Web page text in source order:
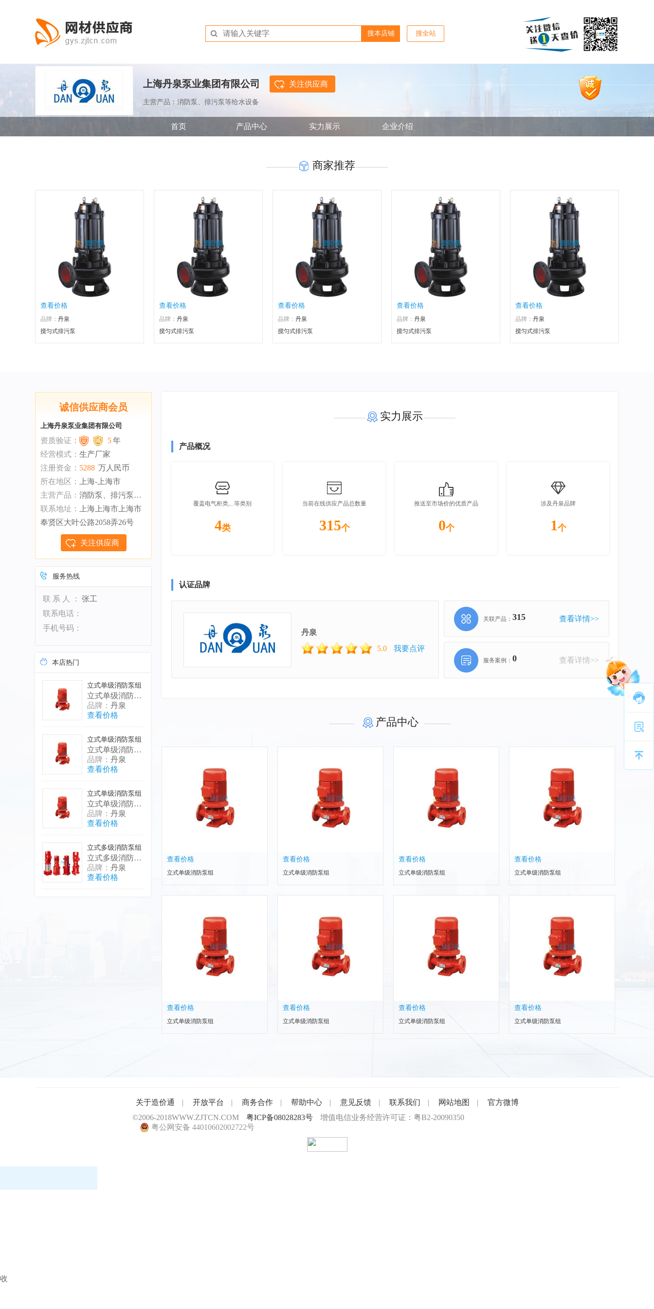
上海丹泉泵业集团有限公司 关注供应商
主营产品：消防泵、排污泵等给水设备
首页 产品中心 实力展示 企业介绍
商家推荐
查看价格
品牌： 丹泉
搅匀式排污泵
查看价格
品牌： 丹泉
搅匀式排污泵
查看价格
品牌： 丹泉
搅匀式排污泵
查看价格
品牌： 丹泉
搅匀式排污泵
查看价格
品牌： 丹泉
搅匀式排污泵
诚信供应商会员
上海丹泉泵业集团有限公司
资质验证： 5年
经营模式： 生产厂家
注册资金： 5288 万人民币
所在地区：
上海-上海市
主营产品： 消防泵、排污泵等给水设备
联系地址：
上海上海市上海市
奉贤区大叶公路2058弄26号
关注供应商
服务热线
联 系 人 ：
张工
联系电话：
手机号码：
本店热门
立式单级消防泵组
立式单级消防泵组;XBD15.5/40G-DQG功率(KW)132红色
品牌： 丹泉
查看价格
立式单级消防泵组
立式单级消防泵组;XBD8.0/45G-DQG功率(KW)55红色
品牌： 丹泉
查看价格
立式单级消防泵组
立式单级消防泵组;XBD15.0/45G-DQG功率(KW)110红色
品牌： 丹泉
查看价格
立式多级消防泵组
立式多级消防泵组;XBD7.0/10G-DQL功率(KW)15红色
品牌： 丹泉
查看价格
实力展示
产品概况
覆盖电气柜类,...等类别
4类
当前在线供应产品总数量
315个
推送至市场价的优质产品
0个
涉及丹泉品牌
1个
认证品牌
丹泉
5.0
我要点评
关联产品： 315 查看详情>>
服务案例： 0 查看详情>>
产品中心
查看价格
立式单级消防泵组
查看价格
立式单级消防泵组
查看价格
立式单级消防泵组
查看价格
立式单级消防泵组
查看价格
立式单级消防泵组
查看价格
立式单级消防泵组
查看价格
立式单级消防泵组
查看价格
立式单级消防泵组
关于造价通 | 开放平台 | 商务合作 | 帮助中心 | 意见反馈 | 联系我们 | 网站地图 |
官方微博
©2006-2018WWW.ZJTCN.COM 粤ICP备08028283号
增值电信业务经营许可证：粤B2-20090350
粤公网安备 44010602002722号